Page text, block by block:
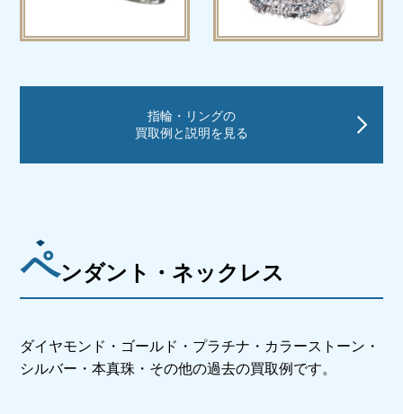
指輪・リングの
買取例と説明を見る
ペンダント・ネックレス
ダイヤモンド・ゴールド・プラチナ・カラーストーン・
シルバー・本真珠・その他の過去の買取例です。